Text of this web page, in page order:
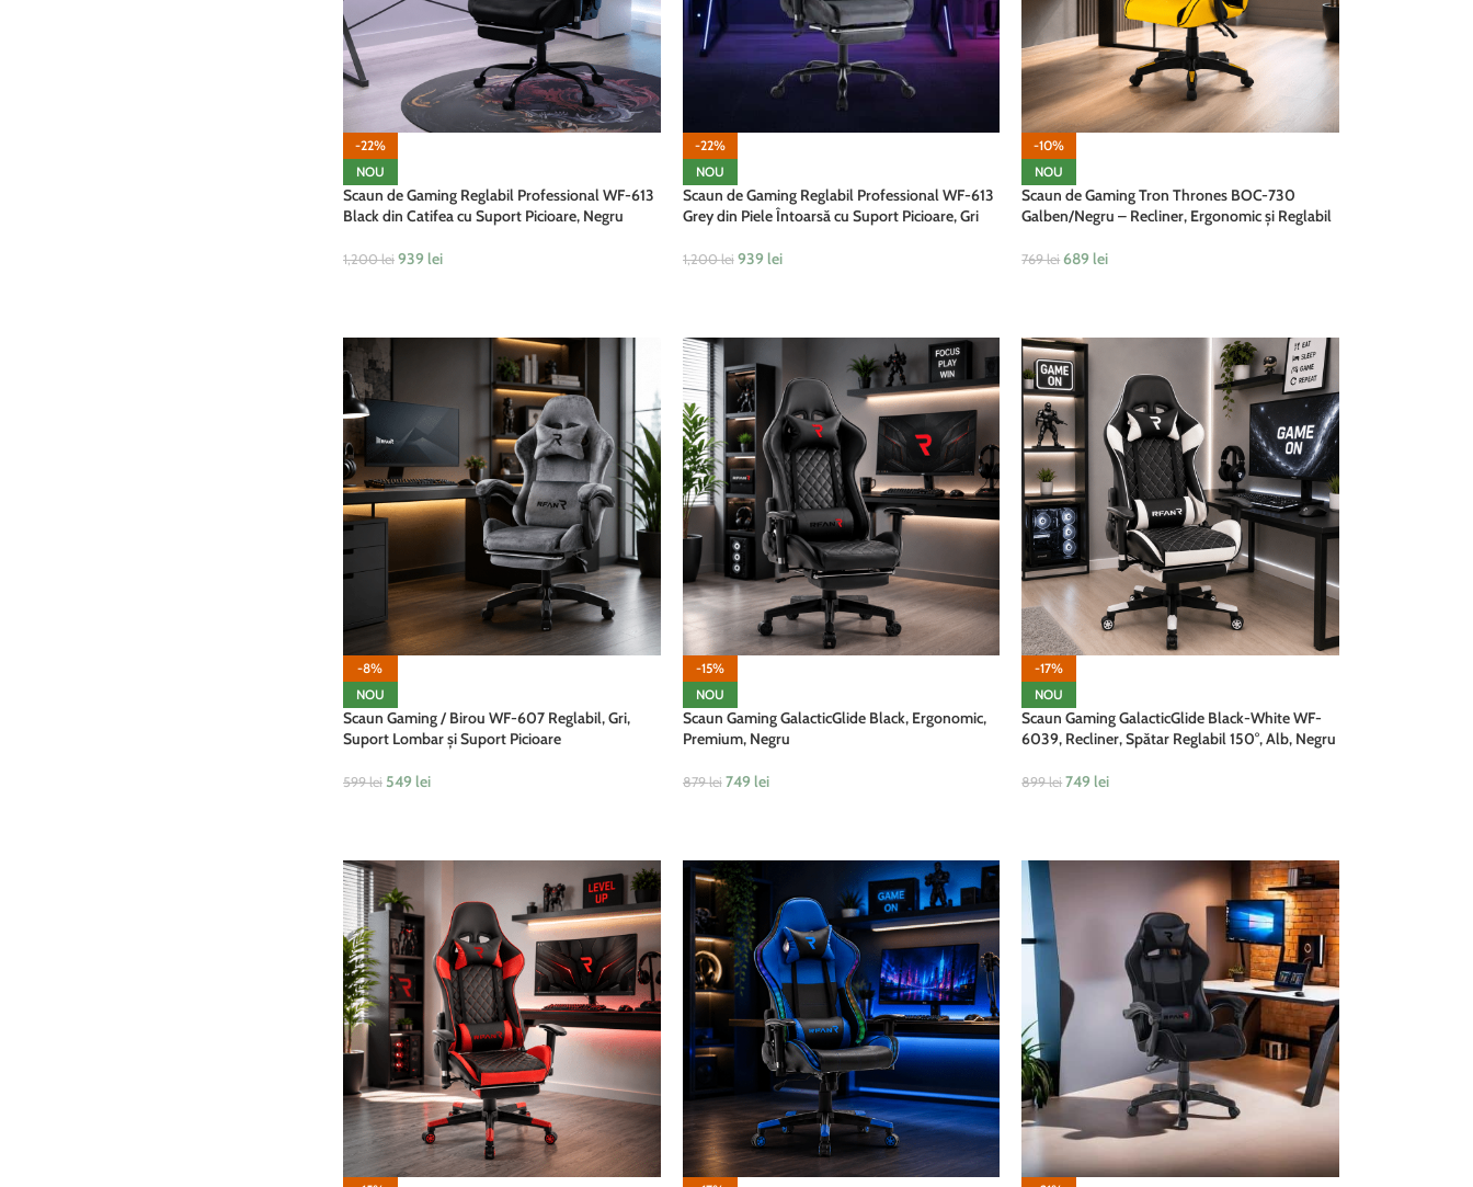
-22%
NOU
Scaun de Gaming Reglabil Professional WF-613
Black din Catifea cu Suport Picioare, Negru
1,200lei 939 lei
-22%
NOU
Scaun de Gaming Reglabil Professional WF-613
Grey din Piele Întoarsă cu Suport Picioare, Gri
1,200lei 939 lei
-10%
NOU
Scaun de Gaming Tron Thrones BOC-730
Galben/Negru – Recliner, Ergonomic și Reglabil
769lei 689 lei
-8%
NOU
Scaun Gaming / Birou WF-607 Reglabil, Gri,
Suport Lombar și Suport Picioare
599lei 549 lei
-15%
NOU
Scaun Gaming GalacticGlide Black, Ergonomic,
Premium, Negru
879lei 749 lei
-17%
NOU
Scaun Gaming GalacticGlide Black-White WF-
6039, Recliner, Spătar Reglabil 150°, Alb, Negru
899lei 749 lei